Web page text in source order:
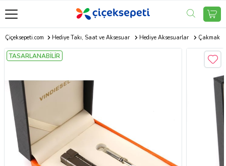
Çiçeksepeti.com Hediye Takı, Saat ve Aksesuar Hediye Aksesuarlar Çakmak
TASARLANABİLİR